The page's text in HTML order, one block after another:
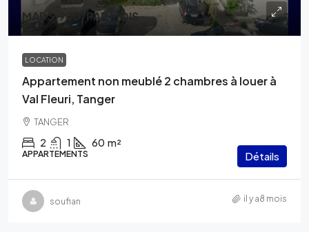
MAD3,900/PAR MOIS
LOCATION
Appartement non meublé 2 chambres à louer à
Val Fleuri, Tanger
TANGER
2 1 60 m²
APPARTEMENTS Détails
soufian il y a8 mois